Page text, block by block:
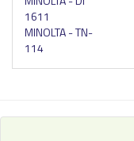
1611
MINOLTA - TN-
114